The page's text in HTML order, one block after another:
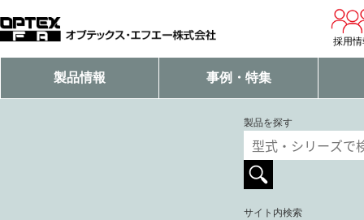
採用
製品情報 事例・特集
製品を探す
サイト内検索